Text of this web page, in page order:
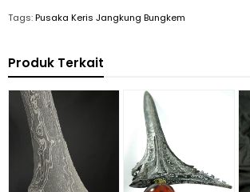
Tags:Pusaka Keris Jangkung Bungkem
Produk Terkait